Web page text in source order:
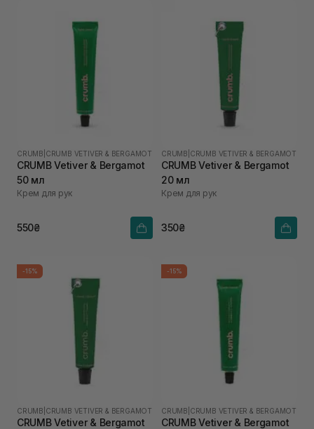
CRUMB CRUMB VETIVER & BERGAMOT
CRUMB Vetiver & Bergamot
50 мл
Крем для рук
550₴
CRUMB CRUMB VETIVER & BERGAMOT
CRUMB Vetiver & Bergamot
20 мл
Крем для рук
350₴
-15%
CRUMB CRUMB VETIVER & BERGAMOT
CRUMB Vetiver & Bergamot
-15%
CRUMB CRUMB VETIVER & BERGAMOT
CRUMB Vetiver & Bergamot